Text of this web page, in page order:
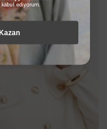
kabul ediyorum.